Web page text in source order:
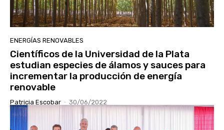
ENERGÍAS RENOVABLES
Científicos de la Universidad de la Plata
estudian especies de álamos y sauces para
incrementar la producción de energía
renovable
Patricia Escobar - 30/06/2022